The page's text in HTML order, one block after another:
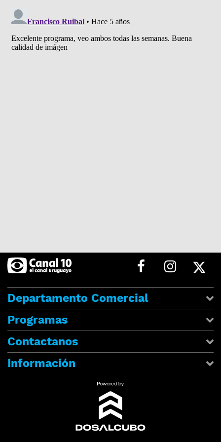
Departamento Comercial
Programas
Contactanos
Información